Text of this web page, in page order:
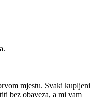
mjestu. Svaki kupljeni
bez obaveza, a mi vam